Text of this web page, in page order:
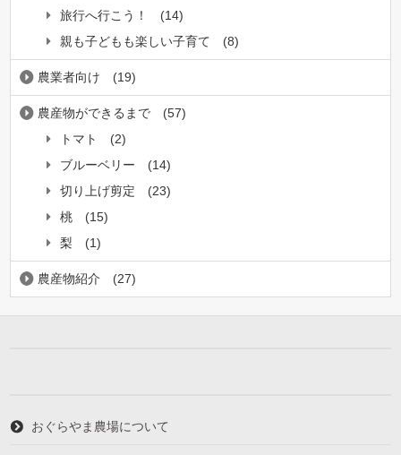
旅行へ行こう！
(14)
親も子どもも楽しい子育て
(8)
農業者向け (19)
農産物ができるまで
(57)
トマト
(2)
ブルーベリー
(14)
切り上げ剪定
(23)
桃
(15)
梨
(1)
農産物紹介 (27)
おぐらやま農場について